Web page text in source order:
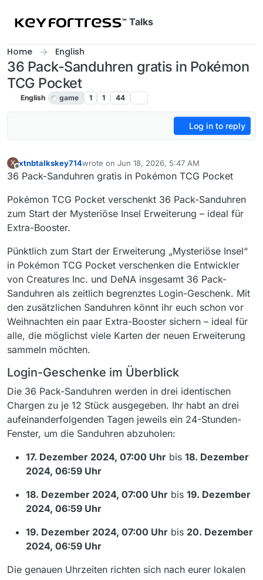
Talks
Home English
36 Pack-Sanduhren gratis in Pokémon
TCG Pocket
English game 1 1 44
Log in to reply
X
Offline
xtnbtalkskey714wrote on Jun 18, 2026, 5:47 AM
last edited by
36 Pack-Sanduhren gratis in Pokémon TCG Pocket
Pokémon TCG Pocket verschenkt 36 Pack-Sanduhren
zum Start der Mysteriöse Insel Erweiterung – ideal für
Extra-Booster.
Pünktlich zum Start der Erweiterung „Mysteriöse Insel“
in Pokémon TCG Pocket verschenken die Entwickler
von Creatures Inc. und DeNA insgesamt 36 Pack-
Sanduhren als zeitlich begrenztes Login-Geschenk. Mit
den zusätzlichen Sanduhren könnt ihr euch schon vor
Weihnachten ein paar Extra-Booster sichern – ideal für
alle, die möglichst viele Karten der neuen Erweiterung
sammeln möchten.
Login-Geschenke im Überblick
Die 36 Pack-Sanduhren werden in drei identischen
Chargen zu je 12 Stück ausgegeben. Ihr habt an drei
aufeinanderfolgenden Tagen jeweils ein 24-Stunden-
Fenster, um die Sanduhren abzuholen:
17. Dezember 2024, 07:00 Uhr bis 18. Dezember
2024, 06:59 Uhr
18. Dezember 2024, 07:00 Uhr bis 19. Dezember
2024, 06:59 Uhr
19. Dezember 2024, 07:00 Uhr bis 20. Dezember
2024, 06:59 Uhr
Die genauen Uhrzeiten richten sich nach eurer lokalen